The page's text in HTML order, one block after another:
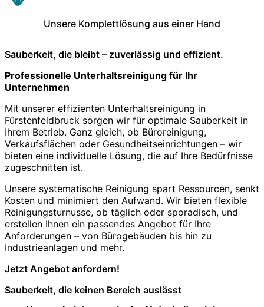
Unsere Komplettlösung aus einer Hand
Sauberkeit, die bleibt – zuverlässig und effizient.
Professionelle Unterhaltsreinigung für Ihr
Unternehmen
Mit unserer effizienten Unterhaltsreinigung in
Fürstenfeldbruck sorgen wir für optimale Sauberkeit in
Ihrem Betrieb. Ganz gleich, ob Büroreinigung,
Verkaufsflächen oder Gesundheitseinrichtungen – wir
bieten eine individuelle Lösung, die auf Ihre Bedürfnisse
zugeschnitten ist.
Unsere systematische Reinigung spart Ressourcen, senkt
Kosten und minimiert den Aufwand. Wir bieten flexible
Reinigungsturnusse, ob täglich oder sporadisch, und
erstellen Ihnen ein passendes Angebot für Ihre
Anforderungen – von Bürogebäuden bis hin zu
Industrieanlagen und mehr.
Jetzt Angebot anfordern!
Sauberkeit, die keinen Bereich auslässt